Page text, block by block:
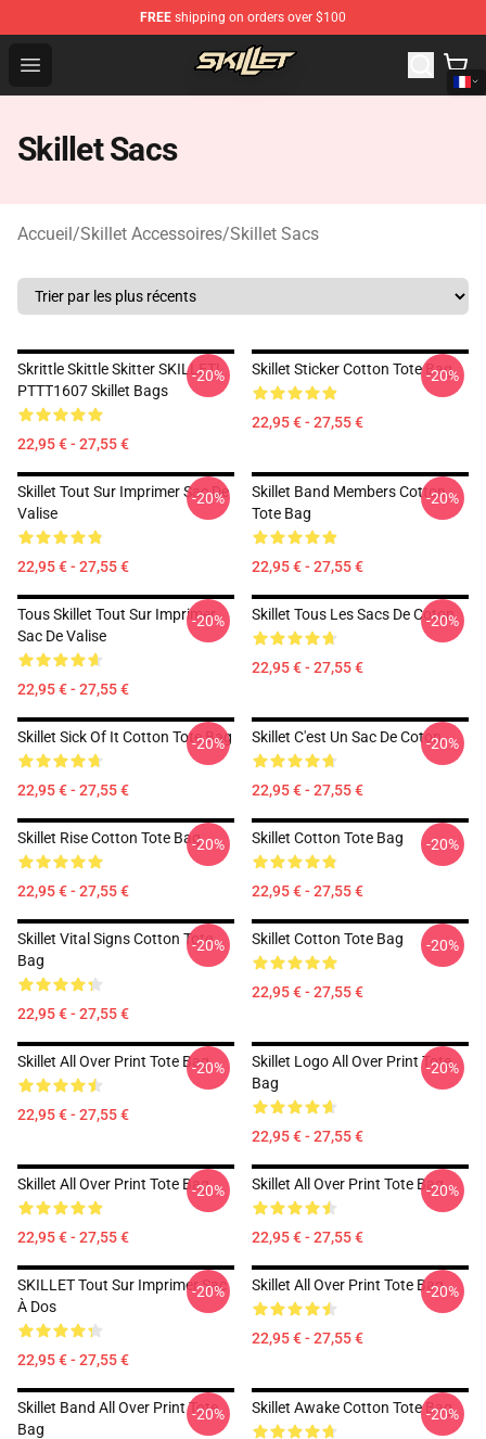
FREE shipping on orders over $100
Open menu
Skillet Shop - Official Skillet Merchandise Store
Skillet Sacs
Accueil/Skillet Accessoires/Skillet Sacs
Skrittle Skittle Skitter SKILLET!
PTTT1607 Skillet Bags
22,95 € - 27,55 €
-20% Skillet Sticker Cotton Tote Bag
22,95 € - 27,55 €
-20%
Skillet Tout Sur Imprimer Sac De
Valise
22,95 € - 27,55 €
-20%
Skillet Band Members Cotton
Tote Bag
22,95 € - 27,55 €
-20%
Tous Skillet Tout Sur Imprimer
Sac De Valise
22,95 € - 27,55 €
-20% Skillet Tous Les Sacs De Coton
22,95 € - 27,55 €
-20%
Skillet Sick Of It Cotton Tote Bag
22,95 € - 27,55 €
-20% Skillet C'est Un Sac De Coton.
22,95 € - 27,55 €
-20%
Skillet Rise Cotton Tote Bag
22,95 € - 27,55 €
-20% Skillet Cotton Tote Bag
22,95 € - 27,55 €
-20%
Skillet Vital Signs Cotton Tote
Bag
22,95 € - 27,55 €
-20% Skillet Cotton Tote Bag
22,95 € - 27,55 €
-20%
Skillet All Over Print Tote Bag
22,95 € - 27,55 €
-20%
Skillet Logo All Over Print Tote
Bag
22,95 € - 27,55 €
-20%
Skillet All Over Print Tote Bag
22,95 € - 27,55 €
-20% Skillet All Over Print Tote Bag
22,95 € - 27,55 €
-20%
SKILLET Tout Sur Imprimer Sac
À Dos
22,95 € - 27,55 €
-20% Skillet All Over Print Tote Bag
22,95 € - 27,55 €
-20%
Skillet Band All Over Print Tote
Bag
-20% Skillet Awake Cotton Tote Bag
-20%